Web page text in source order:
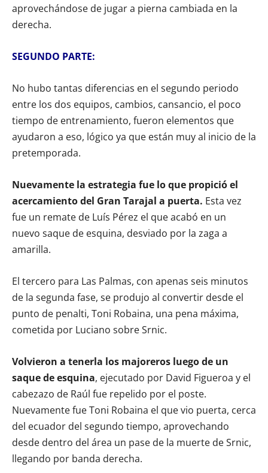
aprovechándose de jugar a pierna cambiada en la
derecha.
SEGUNDO PARTE:
No hubo tantas diferencias en el segundo periodo
entre los dos equipos, cambios, cansancio, el poco
tiempo de entrenamiento, fueron elementos que
ayudaron a eso, lógico ya que están muy al inicio de la
pretemporada.
Nuevamente la estrategia fue lo que propició el
acercamiento del Gran Tarajal a puerta. Esta vez
fue un remate de Luís Pérez el que acabó en un
nuevo saque de esquina, desviado por la zaga a
amarilla.
El tercero para Las Palmas, con apenas seis minutos
de la segunda fase, se produjo al convertir desde el
punto de penalti, Toni Robaina, una pena máxima,
cometida por Luciano sobre Srnic.
Volvieron a tenerla los majoreros luego de un
saque de esquina, ejecutado por David Figueroa y el
cabezazo de Raúl fue repelido por el poste.
Nuevamente fue Toni Robaina el que vio puerta, cerca
del ecuador del segundo tiempo, aprovechando
desde dentro del área un pase de la muerte de Srnic,
llegando por banda derecha.